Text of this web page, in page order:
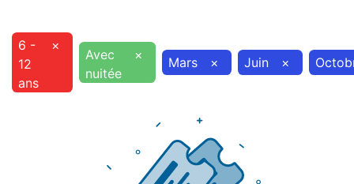
6 -
12
ans
×
Avec
nuitée
× Mars × Juin ×